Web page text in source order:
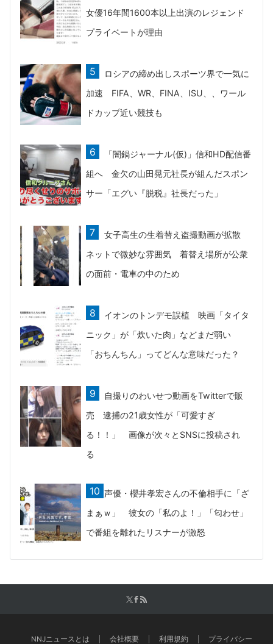
女優16年間1600本以上出演のレジェンド
プライベートが理由
ロシアの締め出しスポーツ界で一気に
加速 FIFA、WR、FINA、ISU、、ワール
ドカップ近い競技も
「闇鍋ジャーナル(仮)」信和HD配信番
組へ 金欠の山田晃元社長が組んだスポン
サー「エグい『脱税』社長だった」
女子高生の生着替え盗撮動画が拡散
ネットで微妙な雰囲気 着替え場所が公衆
の面前・電車の中のため
イオンのトンデモ誤植 映画「タイタ
ニック」が「炊いた肉」などまだ弱い
「おちんちん」ってどんな意味だった？
自撮りのわいせつ動画をTwitterで販
売 逮捕の21歳女性が「可愛すぎ
る！！」 画像が次々とSNSに投稿され
る
声優・櫻井孝宏さんの不倫相手に「ざ
まぁｗ」 彼女の「私のよ！」「匂わせ」
で番組を離れたリスナーが激怒
NNJニュースとは 会社概要 利用規約 プライバシー